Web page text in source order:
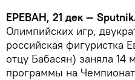
ЕРЕВАН, 21 дек —
Олимпийских игр,
российская фигуристка
отцу Бабасян) заняла 14
программы на